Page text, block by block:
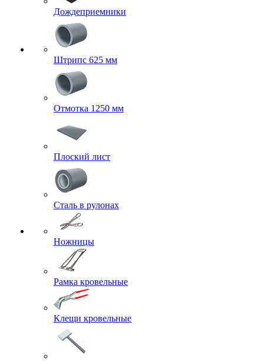
Дождеприемники
Штрипс 625 мм
Отмотка 1250 мм
Плоский лист
Сталь в рулонах
Ножницы
Рамка кровельные
Клещи кровельные